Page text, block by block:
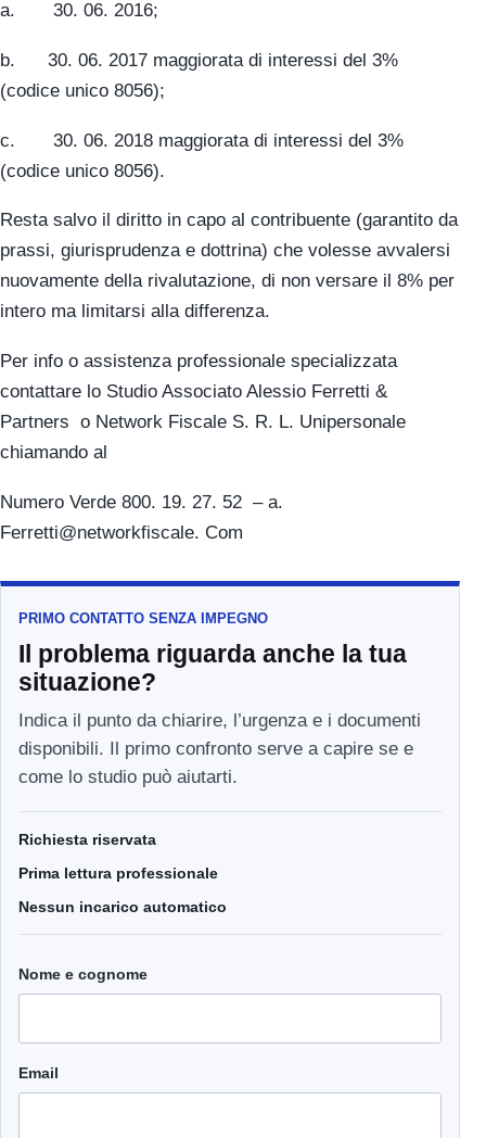
a. 30. 06. 2016;
b. 30. 06. 2017 maggiorata di interessi del 3%
(codice unico 8056);
c. 30. 06. 2018 maggiorata di interessi del 3%
(codice unico 8056).
Resta salvo il diritto in capo al contribuente (garantito da
prassi, giurisprudenza e dottrina) che volesse avvalersi
nuovamente della rivalutazione, di non versare il 8% per
intero ma limitarsi alla differenza.
Per info o assistenza professionale specializzata
contattare lo Studio Associato Alessio Ferretti &
Partners o Network Fiscale S. R. L. Unipersonale
chiamando al
Numero Verde 800. 19. 27. 52 – a.
Ferretti@networkfiscale. Com
PRIMO CONTATTO SENZA IMPEGNO
Il problema riguarda anche la tua
situazione?
Indica il punto da chiarire, l’urgenza e i documenti
disponibili. Il primo confronto serve a capire se e
come lo studio può aiutarti.
Richiesta riservata
Prima lettura professionale
Nessun incarico automatico
Nome e cognome
Email